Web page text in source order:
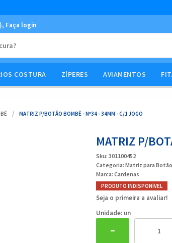
Faça login
COSTURA ZÍPERES AVIAMENTOS
MATRIZ P/BOTÃO BOMBÊ - Nº34 - 34MM - C/1 JOGO
MATRIZ P/
Sku: 301100452
Categoria: Matriz para
Marca: Cardenas
PRODUTO INDISPONÍVEL
Seja o primeira a avaliar!
Unidade: un